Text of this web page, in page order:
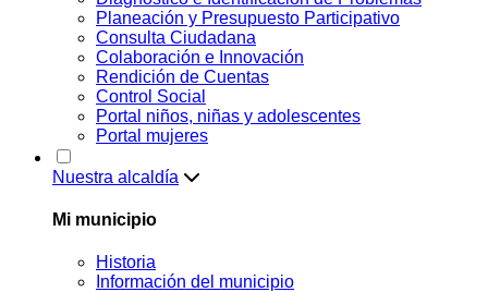
Planeación y Presupuesto Participativo
Consulta Ciudadana
Colaboración e Innovación
Rendición de Cuentas
Control Social
Portal niños, niñas y adolescentes
Portal mujeres
Nuestra alcaldía
Mi municipio
Historia
Información del municipio